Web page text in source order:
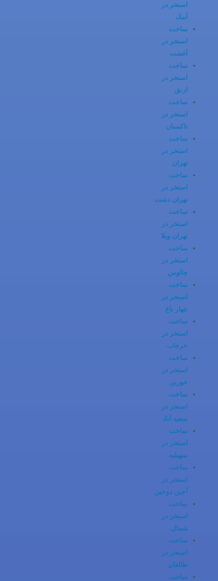
استخر در
آبیک
ساخت
استخر در
آغشت
ساخت
استخر در
ازنق
ساخت
استخر در
تاکستان
ساخت
استخر در
تهران
ساخت
استخر در
تهران دشت
ساخت
استخر در
تهران ویلا
ساخت
استخر در
چالوس
ساخت
استخر در
چهار باغ
ساخت
استخر در
حرجاب
ساخت
استخر در
خورین
ساخت
استخر در
سعید آباد
ساخت
استخر در
سهیلیه
ساخت
استخر در
آجین دوجین
ساخت
استخر در
شمال
ساخت
استخر در
طالقان
ساخت